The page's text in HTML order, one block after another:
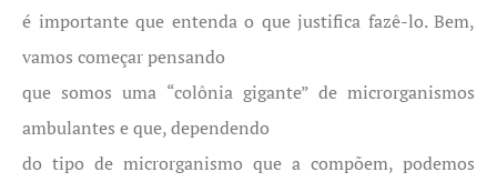
é importante que entenda o que justifica fazê-lo. Bem,
vamos começar pensando
que somos uma “colônia gigante” de microrganismos
ambulantes e que, dependendo
do tipo de microrganismo que a compõem, podemos